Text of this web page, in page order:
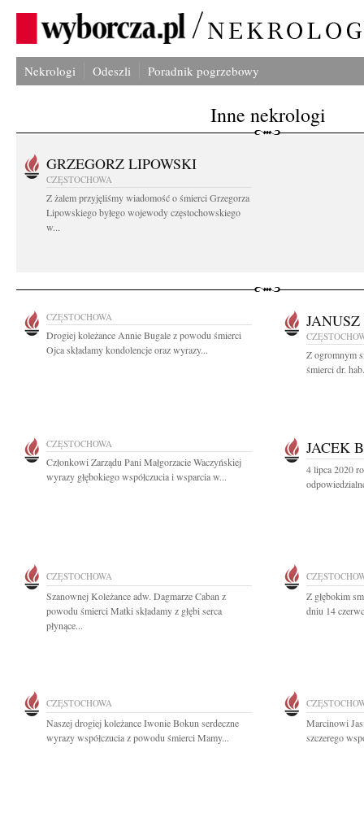
Nekrologi Odeszli Poradnik pogrzebowy
Inne nekrologi
GRZEGORZ LIPOWSKI
CZĘSTOCHOWA
Z żalem przyjęliśmy wiadomość o śmierci Grzegorza
Lipowskiego byłego wojewody częstochowskiego
w...
CZĘSTOCHOWA
Drogiej koleżance Annie Bugale z powodu śmierci
Ojca składamy kondolencje oraz wyrazy...
Z ogromnym
śmierci dr.
CZĘSTOCHOWA
Członkowi Zarządu Pani Małgorzacie Waczyńskiej
wyrazy głębokiego współczucia i wsparcia w...
JACEK
4 lipca 2020
CZĘSTOCHOWA
Szanownej Koleżance adw. Dagmarze Caban z
powodu śmierci Matki składamy z głębi serca
płynące...
Z głębokim
dniu 14
CZĘSTOCHOWA
Naszej drogiej koleżance Iwonie Bokun serdeczne
wyrazy współczucia z powodu śmierci Mamy...
Marcinowi
szczerego